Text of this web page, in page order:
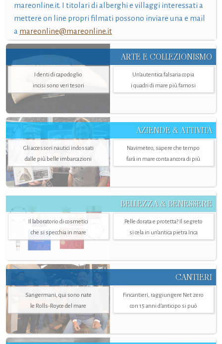
mareonline.it. I titolari di alberghi e villaggi interessati a
mettere on line propri filmati possono inviare una e mail
a mareonline@mareonline.it
ARTE E COLLEZIONISMO
I denti di capodoglio
incisi sono veri tesori
Un’autentica falsaria copia
i quadri di mare più famosi
AZIENDE & ATTIVITÀ
Gli accessori nautici indossati
dalle più belle imbarcazioni
Navimeteo, sapere che tempo
farà in mare conta ancora di più
BELLEZZA & BENESSERE
Il laboratorio di cosmetici
che si specchia in mare
Pelle dorata e protetta? Il segreto
si cela in un’antica pietra Inca
CANTIERI
Sangermani, qui sono nate
le Rolls-Royce del mare
Fincantieri, raggiungere Net zero
con 15 anni d'anticipo si può